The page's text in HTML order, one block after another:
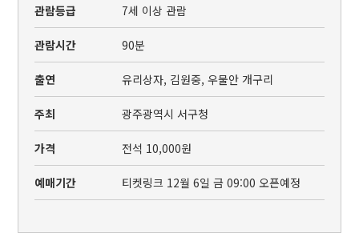
관람등급 7세 이상 관람
관람시간 90분
출연 유리상자, 김원중, 우물안 개구리
주최 광주광역시 서구청
가격 전석 10,000원
예매기간 티켓링크 12월 6일 금 09:00 오픈예정